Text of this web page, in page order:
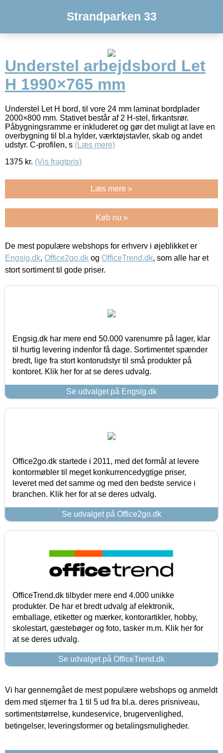
Strandparken 33
Understel arbejdsbord Let
H 1990×765 mm
Understel Let H bord, til vore 24 mm laminat bordplader
2000×800 mm. Stativet består af 2 H-stel, firkantsrør.
Påbygningsramme er inkluderet og gør det muligt at lave en
overbygning til bl.a hylder, værktøjstavler, skab og andet
udstyr. C-profilen, s (Læs mere)
1375 kr. (Vis fragtpris)
Læs mere »
Køb nu »
De mest populære webshops for erhverv i øjeblikket er
Engsig.dk, Office2go.dk og OfficeTrend.dk, som alle har et
stort sortiment til gode priser.
Engsig.dk har mere end 50.000 varenumre på lager, klar
til hurtig levering indenfor få dage. Sortimentet spænder
bredt, lige fra stort kontorudstyr til små produkter på
kontoret. Klik her for at se deres udvalg.
Se udvalget på Engsig.dk
Office2go.dk startede i 2011, med det formål at levere
kontormøbler til meget konkurrencedygtige priser,
leveret med det samme og med den bedste service i
branchen. Klik her for at se deres udvalg.
Se udvalget på Office2go.dk
OfficeTrend.dk tilbyder mere end 4.000 unikke
produkter. De har et bredt udvalg af elektronik,
emballage, etiketter og mærker, kontorartikler, hobby,
skolestart, gæstebøger og foto, tasker m.m. Klik her for
at se deres udvalg.
Se udvalget på OfficeTrend.dk
Vi har gennemgået de mest populære webshops og anmeldt
dem med stjerner fra 1 til 5 ud fra bl.a. deres prisniveau,
sortimentstørrelse, kundeservice, brugervenlighed,
betingelser, leveringsformer og betalingsmuligheder.